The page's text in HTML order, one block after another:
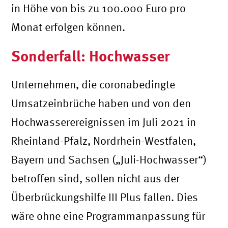
in Höhe von bis zu 100.000 Euro pro
Monat erfolgen können.
Sonderfall: Hochwasser
Unternehmen, die coronabedingte
Umsatzeinbrüche haben und von den
Hochwasserereignissen im Juli 2021 in
Rheinland-Pfalz, Nordrhein-Westfalen,
Bayern und Sachsen („Juli-Hochwasser“)
betroffen sind, sollen nicht aus der
Überbrückungshilfe III Plus fallen. Dies
wäre ohne eine Programmanpassung für